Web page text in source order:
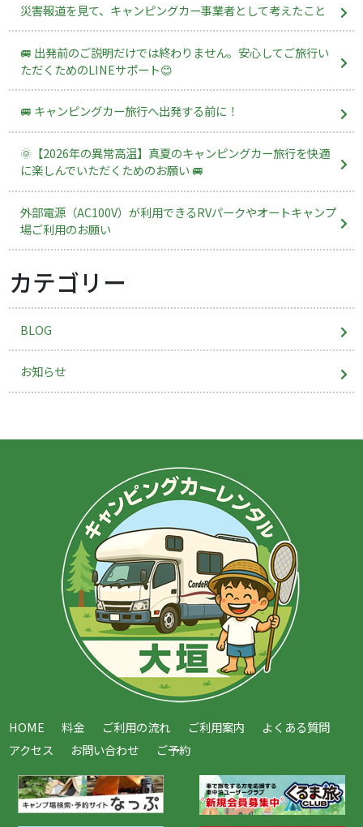
災害報道を見て、キャンピングカー事業者として考えたこと
🚐 出発前のご説明だけでは終わりません。安心してご旅行い
ただくためのLINEサポート😊
🚐 キャンピングカー旅行へ出発する前に！
🌞【2026年の異常高温】真夏のキャンピングカー旅行を快適
に楽しんでいただくためのお願い 🚐
外部電源（AC100V）が利用できるRVパークやオートキャンプ
場ご利用のお願い
カテゴリー
BLOG
お知らせ
HOME 料金 ご利用の流れ ご利用案内
よくある質問
アクセス
お問い合わせ ご予約